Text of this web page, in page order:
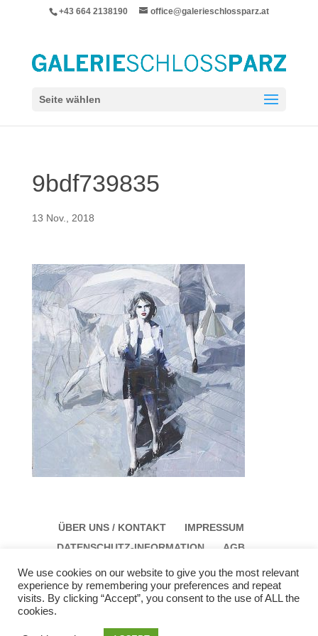
+43 664 2138190 office@galerieschlossparz.at
Seite wählen
9bdf739835
13 Nov., 2018
ÜBER UNS / KONTAKT
IMPRESSUM
DATENSCHUTZ-INFORMATION
AGB
Öffungszeiten: Sonntag: 14:00 bis 17:00 Montag:
We use cookies on our website to give you the most relevant
experience by remembering your preferences and repeat
visits. By clicking “Accept”, you consent to the use of ALL the
cookies.